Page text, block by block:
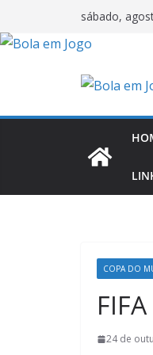
sábado,
COPA DO
24 de